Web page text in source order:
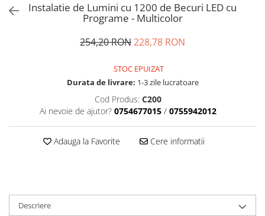
Instalatie de Lumini cu 1200 de Becuri LED cu
Programe - Multicolor
254,20 RON228,78 RON
STOC EPUIZAT
Durata de livrare: 1-3 zile lucratoare
Cod Produs: C200
Ai nevoie de ajutor? 0754677015 / 0755942012
Adauga la Favorite Cere informatii
Descriere